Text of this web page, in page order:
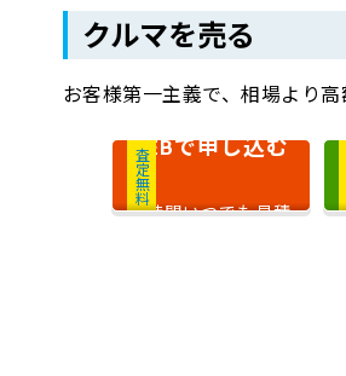
クルマを売る
お客様第一主義で、相場より高
査定無料
WEBで申し込む
24時間いつでも見積